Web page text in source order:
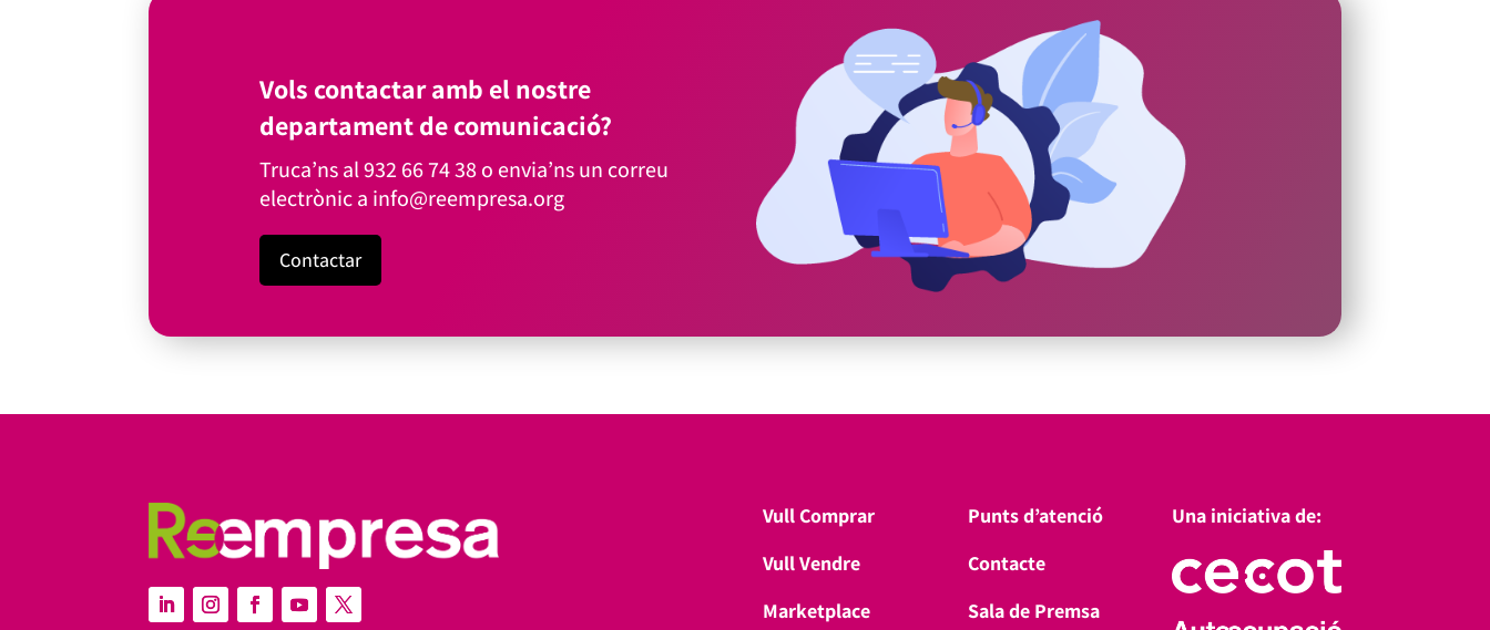
Vols contactar amb el nostre
departament de comunicació?
Truca’ns al932 66 74 38o envia’ns un correu
electrònic a info@reempresa.org
Contactar
Vull Comprar
Vull Vendre
Marketplace
Punts d’atenció
Contacte
Sala de Premsa
Una iniciativa de: